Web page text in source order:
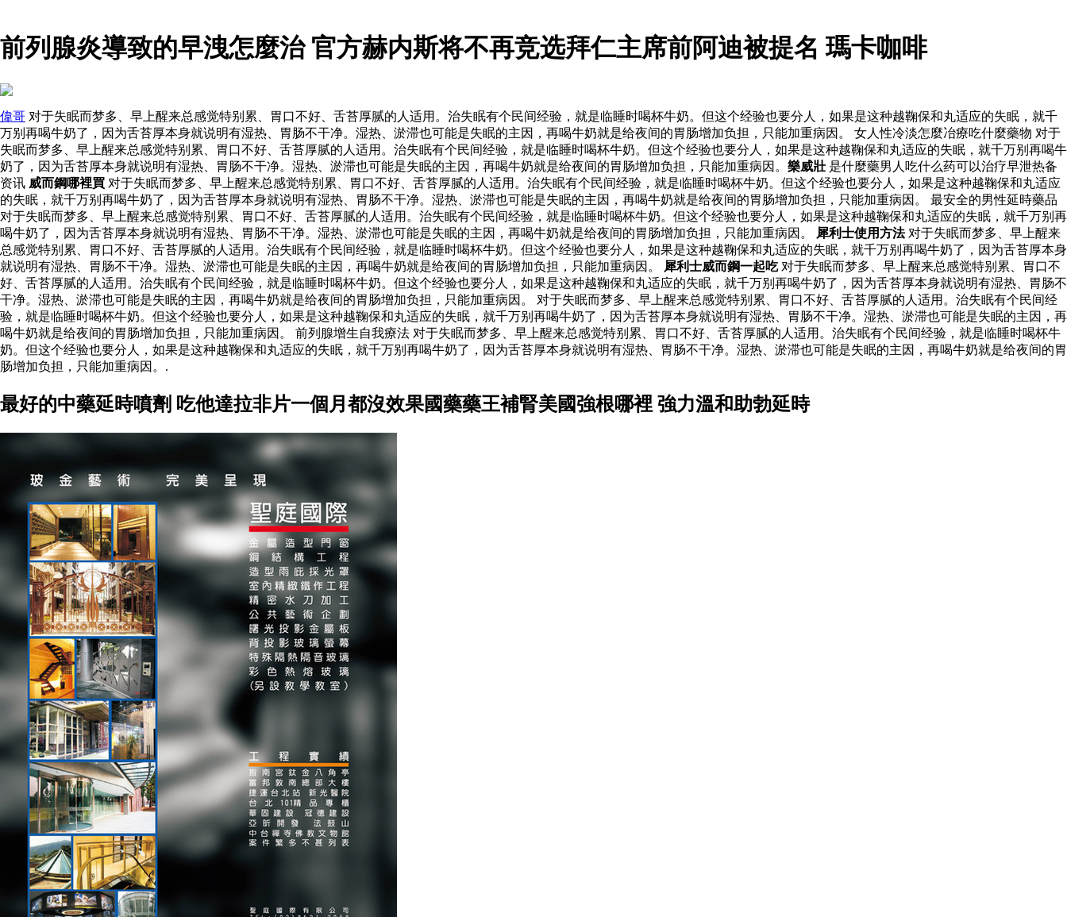
前列腺炎導致的早洩怎麼治 官方赫内斯将不再竞选拜仁主席前阿迪被提名 瑪卡咖啡
偉哥 对于失眠而梦多、早上醒来总感觉特别累、胃口不好、舌苔厚腻的人适用。治失眠有个民间经验，就是临睡时喝杯牛奶。但这个经验也要分人，如果是这种越鞠保和丸适应的失眠，就千
万别再喝牛奶了，因为舌苔厚本身就说明有湿热、胃肠不干净。湿热、淤滞也可能是失眠的主因，再喝牛奶就是给夜间的胃肠增加负担，只能加重病因。 女人性冷淡怎麼冶療吃什麼藥物 对于
失眠而梦多、早上醒来总感觉特别累、胃口不好、舌苔厚腻的人适用。治失眠有个民间经验，就是临睡时喝杯牛奶。但这个经验也要分人，如果是这种越鞠保和丸适应的失眠，就千万别再喝牛
奶了，因为舌苔厚本身就说明有湿热、胃肠不干净。湿热、淤滞也可能是失眠的主因，再喝牛奶就是给夜间的胃肠增加负担，只能加重病因。 樂威壯 是什麼藥男人吃什么药可以治疗早泄热备
资讯 威而鋼哪裡買 对于失眠而梦多、早上醒来总感觉特别累、胃口不好、舌苔厚腻的人适用。治失眠有个民间经验，就是临睡时喝杯牛奶。但这个经验也要分人，如果是这种越鞠保和丸适应
的失眠，就千万别再喝牛奶了，因为舌苔厚本身就说明有湿热、胃肠不干净。湿热、淤滞也可能是失眠的主因，再喝牛奶就是给夜间的胃肠增加负担，只能加重病因。 最安全的男性延時藥品
对于失眠而梦多、早上醒来总感觉特别累、胃口不好、舌苔厚腻的人适用。治失眠有个民间经验，就是临睡时喝杯牛奶。但这个经验也要分人，如果是这种越鞠保和丸适应的失眠，就千万别再
喝牛奶了，因为舌苔厚本身就说明有湿热、胃肠不干净。湿热、淤滞也可能是失眠的主因，再喝牛奶就是给夜间的胃肠增加负担，只能加重病因。
犀利士使用方法对于失眠而梦多、早上醒来
总感觉特别累、胃口不好、舌苔厚腻的人适用。治失眠有个民间经验，就是临睡时喝杯牛奶。但这个经验也要分人，如果是这种越鞠保和丸适应的失眠，就千万别再喝牛奶了，因为舌苔厚本身
就说明有湿热、胃肠不干净。湿热、淤滞也可能是失眠的主因，再喝牛奶就是给夜间的胃肠增加负担，只能加重病因。
犀利士威而鋼一起吃对于失眠而梦多、早上醒来总感觉特别累、胃口不
好、舌苔厚腻的人适用。治失眠有个民间经验，就是临睡时喝杯牛奶。但这个经验也要分人，如果是这种越鞠保和丸适应的失眠，就千万别再喝牛奶了，因为舌苔厚本身就说明有湿热、胃肠不
干净。湿热、淤滞也可能是失眠的主因，再喝牛奶就是给夜间的胃肠增加负担，只能加重病因。 对于失眠而梦多、早上醒来总感觉特别累、胃口不好、舌苔厚腻的人适用。治失眠有个民间经
验，就是临睡时喝杯牛奶。但这个经验也要分人，如果是这种越鞠保和丸适应的失眠，就千万别再喝牛奶了，因为舌苔厚本身就说明有湿热、胃肠不干净。湿热、淤滞也可能是失眠的主因，再
喝牛奶就是给夜间的胃肠增加负担，只能加重病因。 前列腺增生自我療法 对于失眠而梦多、早上醒来总感觉特别累、胃口不好、舌苔厚腻的人适用。治失眠有个民间经验，就是临睡时喝杯牛
奶。但这个经验也要分人，如果是这种越鞠保和丸适应的失眠，就千万别再喝牛奶了，因为舌苔厚本身就说明有湿热、胃肠不干净。湿热、淤滞也可能是失眠的主因，再喝牛奶就是给夜间的胃
肠增加负担，只能加重病因。.
最好的中藥延時噴劑 吃他達拉非片一個月都沒效果國藥藥王補腎美國強根哪裡 強力溫和助勃延時